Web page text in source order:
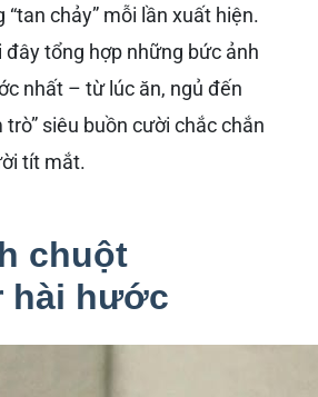
“tan chảy” mỗi lần xuất hiện.
đây tổng hợp những bức ảnh
nhất – từ lúc ăn, ngủ đến
trò” siêu buồn cười chắc chắn
tít mắt.
chuột
hài hước